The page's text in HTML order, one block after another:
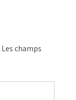
Les champs